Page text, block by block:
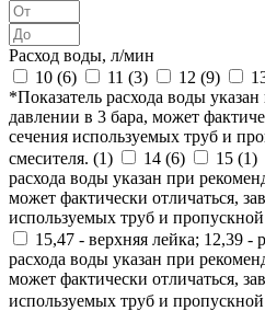
Расход воды, л/мин
10 (6) 11 (3) 12 (9)
*Показатель расхода воды
давлении в 3 бара, может
сечения используемых труб и
смесителя. (1) 14 (6) 15 (1)
расхода воды указан при
может фактически отличаться,
используемых труб и
15,47 - верхняя лейка; 12,39 -
расхода воды указан при
может фактически отличаться,
используемых труб и